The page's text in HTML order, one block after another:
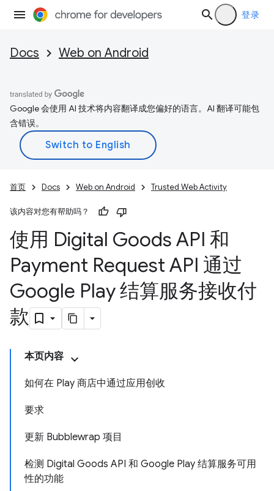
登录
Docs Web on Android
Google 会使用 AI 技术将内容翻译成您偏好的语言。AI 翻译可能包
含错误。
首页 Docs Web on Android Trusted Web Activity
该内容对您有帮助吗？
使用 Digital Goods API 和
Payment Request API 通过
Google Play 结算服务接收付
款
本页内容
如何在 Play 商店中通过应用创收
要求
更新 Bubblewrap 项目
检测 Digital Goods API 和 Google Play 结算服务可用
性的功能